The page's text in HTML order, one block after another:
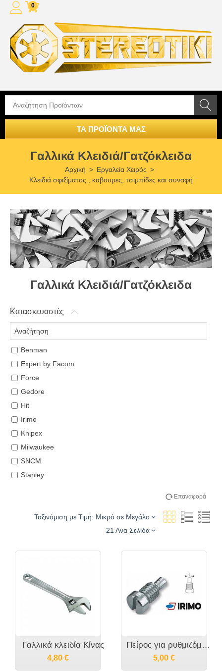
0
ΤΑ ΠΡΟΪΟΝΤΑ ΜΑΣ
Γαλλικά Κλειδιά/Γατζόκλειδα
Αρχική > Εργαλεία Χειρός >
Κλειδιά σφιξίματος , καβουρες, τσιμπίδες και συναφή
Γαλλικά Κλειδιά/Γατζόκλειδα
Κατασκευαστές
Benman
Expert by Facom
Force
Gedore
Hit
Irimo
Knipex
Milwaukee
SNCM
Stanley
Επαναφορά
Ταξινόμιση με Τιμή: Μικρό σε Μεγάλο
21 Ανα Σελίδα
Γαλλικά κλειδία Κίνας
4,80 €
Πείρος για ρυθμιζόμενο γαντζόκλειδο IRIMO
5,00 €